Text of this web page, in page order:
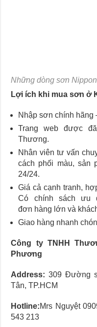
Những dòng sơn
Lợi ích khi mua sơn ở
Nhập sơn chính hãng
Trang web được
Thương.
Nhân viên tư vấn
cách phối màu, sản
24/24.
Giá cả cạnh tranh,
Có chính sách ưu
đơn hàng lớn và
Giao hàng nhanh
Công ty TNHH
Phương
Address: 309 Đường
Tân, TP.HCM
Hotline:Mrs Nguyệt
543 213